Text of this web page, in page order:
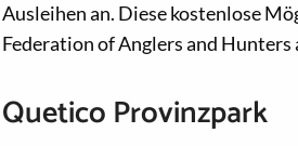
Ausleihen an. Diese kostenlose
Federation of Anglers and Hunters
Quetico Provinzpark